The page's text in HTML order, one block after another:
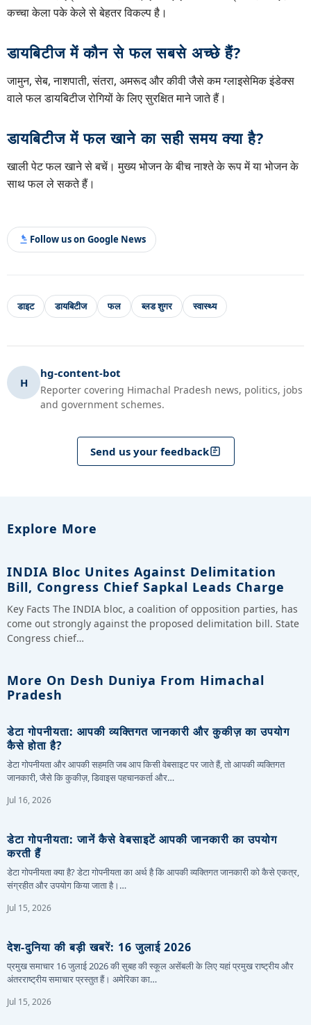
कच्चा केला पके केले से बेहतर विकल्प है।
डायबिटीज में कौन से फल सबसे अच्छे हैं?
जामुन, सेब, नाशपाती, संतरा, अमरूद और कीवी जैसे कम ग्लाइसेमिक इंडेक्स
वाले फल डायबिटीज रोगियों के लिए सुरक्षित माने जाते हैं।
डायबिटीज में फल खाने का सही समय क्या है?
खाली पेट फल खाने से बचें। मुख्य भोजन के बीच नाश्ते के रूप में या भोजन के
साथ फल ले सकते हैं।
Follow us on Google News
डाइट डायबिटीज फल ब्लड शुगर स्वास्थ्य
H
hg-content-bot
Reporter covering Himachal Pradesh news, politics, jobs
and government schemes.
Send us your feedback
Explore More
INDIA Bloc Unites Against Delimitation
Bill, Congress Chief Sapkal Leads Charge
Key Facts The INDIA bloc, a coalition of opposition parties, has
come out strongly against the proposed delimitation bill. State
Congress chief…
More On Desh Duniya From Himachal
Pradesh
डेटा गोपनीयता: आपकी व्यक्तिगत जानकारी और कुकीज़ का उपयोग
कैसे होता है?
डेटा गोपनीयता और आपकी सहमति जब आप किसी वेबसाइट पर जाते हैं, तो आपकी व्यक्तिगत
जानकारी, जैसे कि कुकीज़, डिवाइस पहचानकर्ता और…
Jul 16, 2026
डेटा गोपनीयता: जानें कैसे वेबसाइटें आपकी जानकारी का उपयोग
करती हैं
डेटा गोपनीयता क्या है? डेटा गोपनीयता का अर्थ है कि आपकी व्यक्तिगत जानकारी को कैसे एकत्र,
संग्रहीत और उपयोग किया जाता है।…
Jul 15, 2026
देश-दुनिया की बड़ी खबरें: 16 जुलाई 2026
प्रमुख समाचार 16 जुलाई 2026 की सुबह की स्कूल असेंबली के लिए यहां प्रमुख राष्ट्रीय और
अंतरराष्ट्रीय समाचार प्रस्तुत हैं। अमेरिका का…
Jul 15, 2026